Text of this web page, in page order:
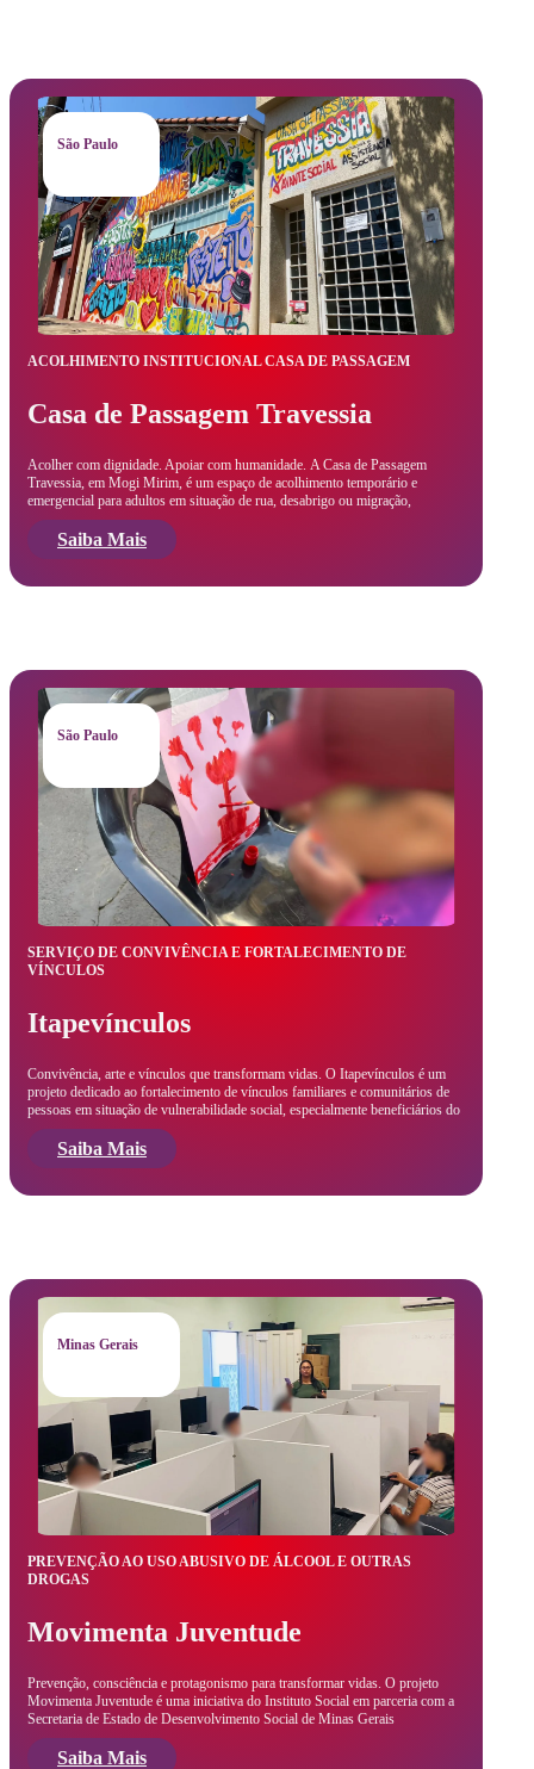
São Paulo
ACOLHIMENTO INSTITUCIONAL CASA DE PASSAGEM
Casa de Passagem Travessia
Acolher com dignidade. Apoiar com humanidade. A Casa de Passagem
Travessia, em Mogi Mirim, é um espaço de acolhimento temporário e
emergencial para adultos em situação de rua, desabrigo ou migração,
Saiba Mais
São Paulo
SERVIÇO DE CONVIVÊNCIA E FORTALECIMENTO DE
VÍNCULOS
Itapevínculos
Convivência, arte e vínculos que transformam vidas. O Itapevínculos é um
projeto dedicado ao fortalecimento de vínculos familiares e comunitários de
pessoas em situação de vulnerabilidade social, especialmente beneficiários do
Saiba Mais
Minas Gerais
PREVENÇÃO AO USO ABUSIVO DE ÁLCOOL E OUTRAS
DROGAS
Movimenta Juventude
Prevenção, consciência e protagonismo para transformar vidas. O projeto
Movimenta Juventude é uma iniciativa do Instituto Social em parceria com a
Secretaria de Estado de Desenvolvimento Social de Minas Gerais
Saiba Mais